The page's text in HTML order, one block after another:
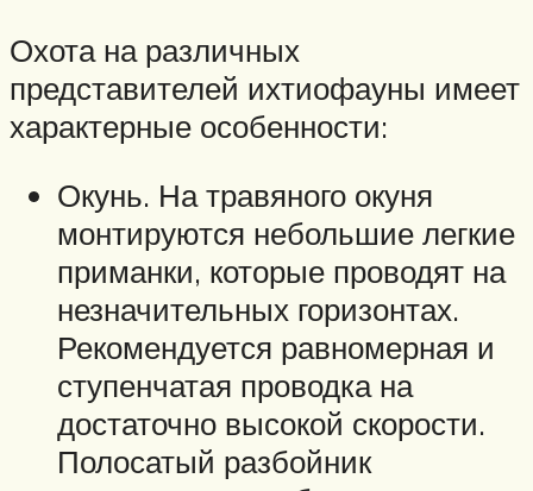
Охота на различных
представителей ихтиофауны имеет
характерные особенности:
Окунь. На травяного окуня
монтируются небольшие легкие
приманки, которые проводят на
незначительных горизонтах.
Рекомендуется равномерная и
ступенчатая проводка на
достаточно высокой скорости.
Полосатый разбойник